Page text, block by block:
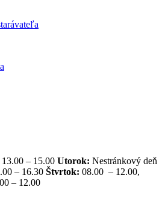
– 15.00 Utorok: Nestránkový deň
– 16.30 Štvrtok: 08.00 – 12.00,
– 12.00